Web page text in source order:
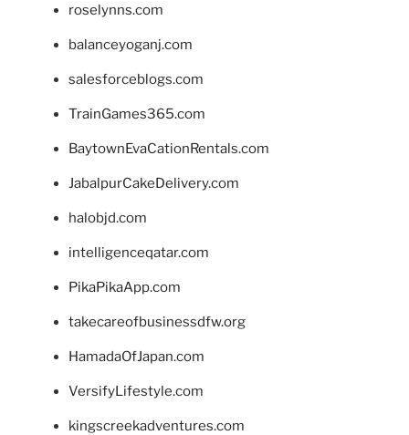
roselynns.com
balanceyoganj.com
salesforceblogs.com
TrainGames365.com
BaytownEvaCationRentals.com
JabalpurCakeDelivery.com
halobjd.com
intelligenceqatar.com
PikaPikaApp.com
takecareofbusinessdfw.org
HamadaOfJapan.com
VersifyLifestyle.com
kingscreekadventures.com